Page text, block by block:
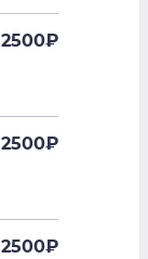
2500₽
2500₽
2500₽